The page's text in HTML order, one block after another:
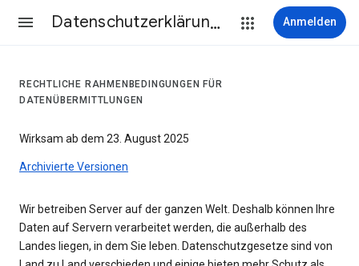
Datenschutzerklärung & Nutzungsbedingungen Anmelden
RECHTLICHE RAHMENBEDINGUNGEN FÜR
DATENÜBERMITTLUNGEN
Wirksam ab dem 23. August 2025
Archivierte Versionen
Wir betreiben Server auf der ganzen Welt. Deshalb können Ihre
Daten auf Servern verarbeitet werden, die außerhalb des
Landes liegen, in dem Sie leben. Datenschutzgesetze sind von